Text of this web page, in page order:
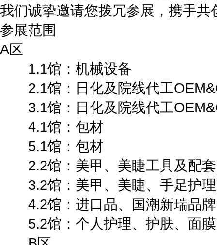
我们诚挚邀请您拨冗参展，携手
参展范围
A区
1.1馆：机械设备
2.1馆：日化及院线代工
3.1馆：日化及院线代工
4.1馆：包材
5.1馆：包材
2.2馆：美甲、美睫工具及配套
3.2馆：美甲、美睫、手足护理
4.2馆：进口品、国潮新瑞品牌
5.2馆：个人护理、护肤、面膜